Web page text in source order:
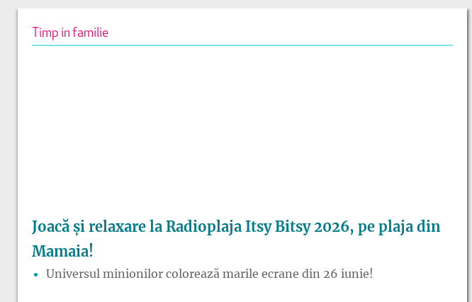
Timp in familie
Joacă și relaxare la Radioplaja Itsy Bitsy 2026, pe plaja din
Mamaia!
Universul minionilor colorează marile ecrane din 26 iunie!